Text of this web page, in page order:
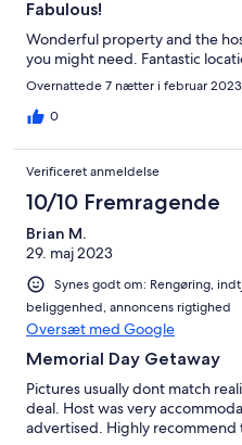
Fabulous!
Wonderful property and the
you might need. Fantastic
Overnattede 7 nætter i februar 2023
0
Verificeret anmeldelse
10/10 Fremragende
Brian M.
29. maj 2023
Synes godt om: Rengøring,
beliggenhed, annoncens rigtighed
Oversæt med Google
Memorial Day Getaway
Pictures usually dont match
deal. Host was very
advertised. Highly recommend